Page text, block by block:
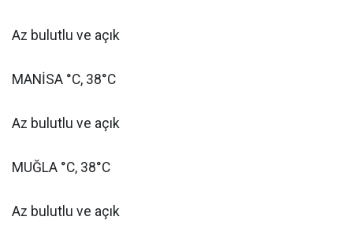
Az bulutlu ve açık
MANİSA °C, 38°C
Az bulutlu ve açık
MUĞLA °C, 38°C
Az bulutlu ve açık